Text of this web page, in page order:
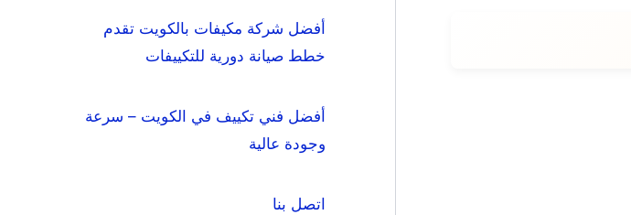
أفضل شركة مكيفات بالكويت تقدم
خطط صيانة دورية للتكييفات
أفضل فني تكييف في الكويت – سرعة
وجودة عالية
اتصل بنا